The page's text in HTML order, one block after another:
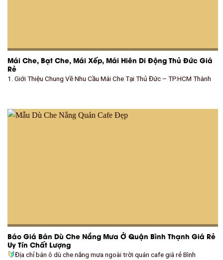
Mái Che, Bạt Che, Mái Xếp, Mái Hiên Di Động Thủ Đức Giá
Rẻ
1. Giới Thiệu Chung Về Nhu Cầu Mái Che Tại Thủ Đức – TP.HCM Thành
Báo Giá Bán Dù Che Nắng Mưa Ở Quận Bình Thạnh Giá Rẻ
Uy Tín Chất Lượng
Địa chỉ bán ô dù che nắng mưa ngoài trời quán cafe giá rẻ Bình